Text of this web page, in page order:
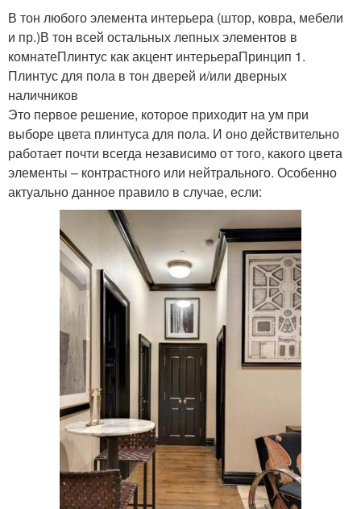
В тон любого элемента интерьера (штор, ковра, мебели
и пр.)В тон всей остальных лепных элементов в
комнатеПлинтус как акцент интерьераПринцип 1.
Плинтус для пола в тон дверей и/или дверных
наличников
Это первое решение, которое приходит на ум при
выборе цвета плинтуса для пола. И оно действительно
работает почти всегда независимо от того, какого цвета
элементы – контрастного или нейтрального. Особенно
актуально данное правило в случае, если: